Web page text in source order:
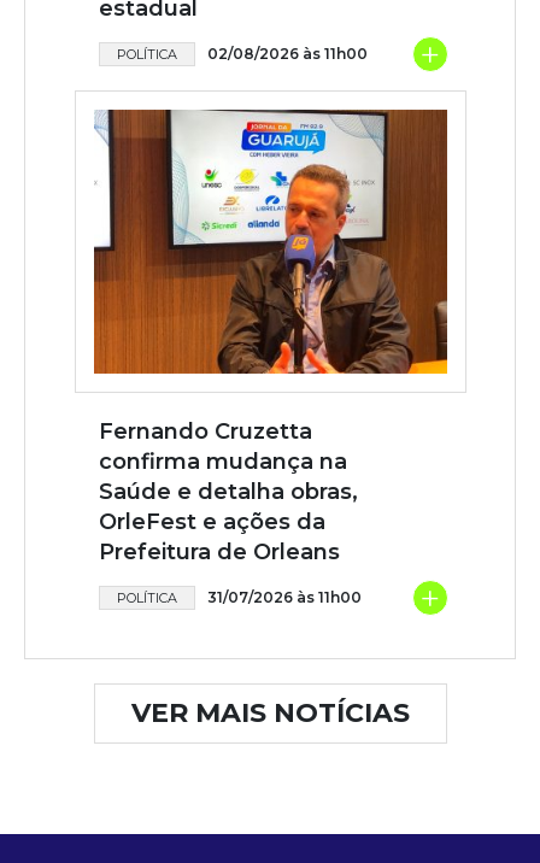
estadual
POLÍTICA 02/08/2026 às 11h00 +
Fernando Cruzetta
confirma mudança na
Saúde e detalha obras,
OrleFest e ações da
Prefeitura de Orleans
POLÍTICA 31/07/2026 às 11h00 +
VER MAIS NOTÍCIAS